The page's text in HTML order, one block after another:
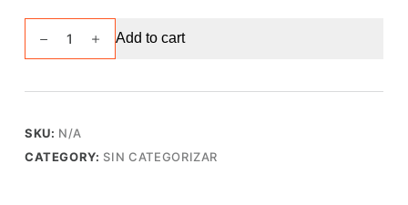
3x3m
toldo
Ecology
Add to cart
SKU: N/A
CATEGORY: SIN CATEGORIZAR